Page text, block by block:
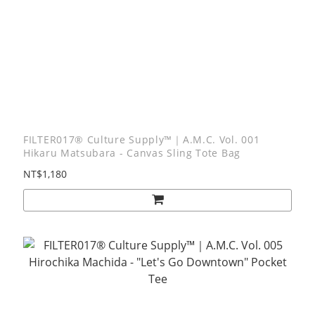
FILTER017® Culture Supply™｜A.M.C. Vol. 001
Hikaru Matsubara - Canvas Sling Tote Bag
NT$1,180